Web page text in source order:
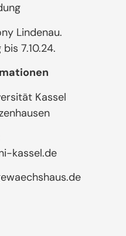
Lindenau.
7.10.24.
Kassel
kassel.de